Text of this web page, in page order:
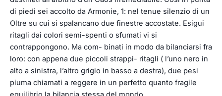
di piedi sei accolto da Armonie, 1: nel tenue silenzio di un
Oltre su cui si spalancano due finestre accostate. Esigui
ritagli dai colori semi-spenti o sfumati vi si
contrappongono. Ma com- binati in modo da bilanciarsi fra
loro: con appena due piccoli strappi- ritagli ( l’uno nero in
alto a sinistra, l’altro grigio in basso a destra), due pesi
piuma chiamati a reggere in un perfetto quanto fragile